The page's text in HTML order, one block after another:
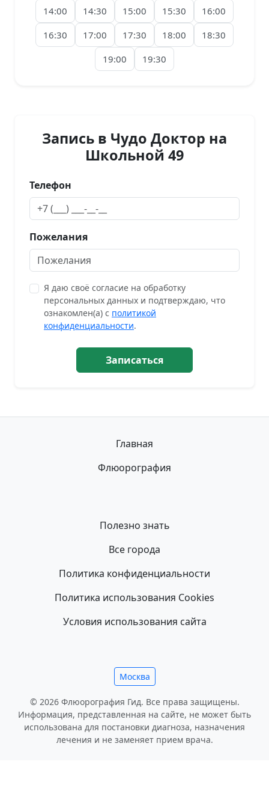
14:00
14:30 15:00 15:30
16:00
16:30
17:00 17:30 18:00
18:30
19:00
19:30
Запись в Чудо Доктор на
Школьной 49
Телефон
Пожелания
Я даю своё согласие на обработку
персональных данных и подтверждаю, что
ознакомлен(а) с политикой
конфиденциальности.
Записаться
Главная
Флюорография
Полезно знать
Все города
Политика конфиденциальности
Политика использования Cookies
Условия использования сайта
Москва
© 2026 Флюорография Гид. Все права защищены.
Информация, представленная на сайте, не может быть
использована для постановки диагноза, назначения
лечения и не заменяет прием врача.